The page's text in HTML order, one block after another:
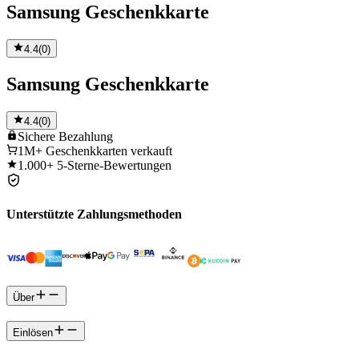
Samsung Geschenkkarte
4.4(0)
Samsung Geschenkkarte
4.4(0)
Sichere Bezahlung
1M+ Geschenkkarten verkauft
1.000+ 5-Sterne-Bewertungen
Unterstützte Zahlungsmethoden
Über
Einlösen